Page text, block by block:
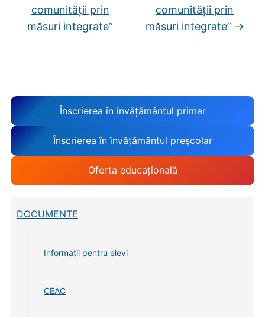
Înscrierea în învățământul primar
Înscrierea în învățământul preşcolar
Oferta educațională
DOCUMENTE
Informații pentru elevi
CEAC
comunității prin
măsuri integrate”
comunității prin
măsuri integrate” →